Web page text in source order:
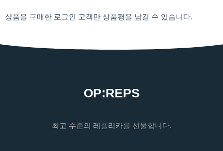
상품을 구매한 로그인 고객만 상품평을 남길 수 있습니다.
OP:REPS
최고 수준의 레플리카를 선물합니다.